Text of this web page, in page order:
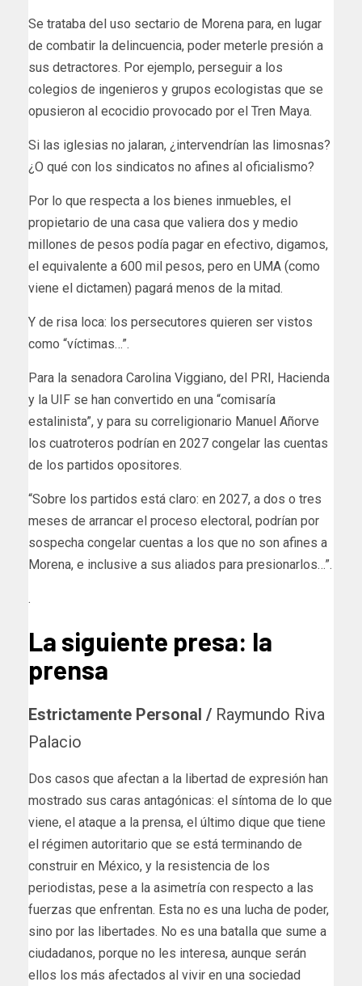
Se trataba del uso sectario de Morena para, en lugar
de combatir la delincuencia, poder meterle presión a
sus detractores. Por ejemplo, perseguir a los
colegios de ingenieros y grupos ecologistas que se
opusieron al ecocidio provocado por el Tren Maya.
Si las iglesias no jalaran, ¿intervendrían las limosnas?
¿O qué con los sindicatos no afines al oficialismo?
Por lo que respecta a los bienes inmuebles, el
propietario de una casa que valiera dos y medio
millones de pesos podía pagar en efectivo, digamos,
el equivalente a 600 mil pesos, pero en UMA (como
viene el dictamen) pagará menos de la mitad.
Y de risa loca: los persecutores quieren ser vistos
como “víctimas…”.
Para la senadora Carolina Viggiano, del PRI, Hacienda
y la UIF se han convertido en una “comisaría
estalinista”, y para su correligionario Manuel Añorve
los cuatroteros podrían en 2027 congelar las cuentas
de los partidos opositores.
“Sobre los partidos está claro: en 2027, a dos o tres
meses de arrancar el proceso electoral, podrían por
sospecha congelar cuentas a los que no son afines a
Morena, e inclusive a sus aliados para presionarlos…”.
.
La siguiente presa: la
prensa
Estrictamente Personal / Raymundo Riva
Palacio
Dos casos que afectan a la libertad de expresión han
mostrado sus caras antagónicas: el síntoma de lo que
viene, el ataque a la prensa, el último dique que tiene
el régimen autoritario que se está terminando de
construir en México, y la resistencia de los
periodistas, pese a la asimetría con respecto a las
fuerzas que enfrentan. Esta no es una lucha de poder,
sino por las libertades. No es una batalla que sume a
ciudadanos, porque no les interesa, aunque serán
ellos los más afectados al vivir en una sociedad